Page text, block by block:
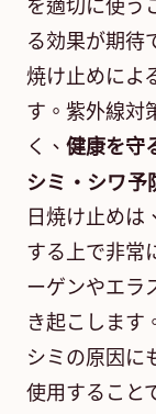
を適切に使う
る効果が期待
焼け止めによ
す。紫外線対
く、 健康を守
シミ・シワ予
日焼け止めは
する上で非常
ーゲンやエラ
き起こします
シミの原因に
使用すること